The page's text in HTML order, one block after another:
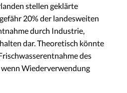
stellen geklärte
20% der landesweiten
durch Industrie,
dar. Theoretisch könnte
des
Wiederverwendung